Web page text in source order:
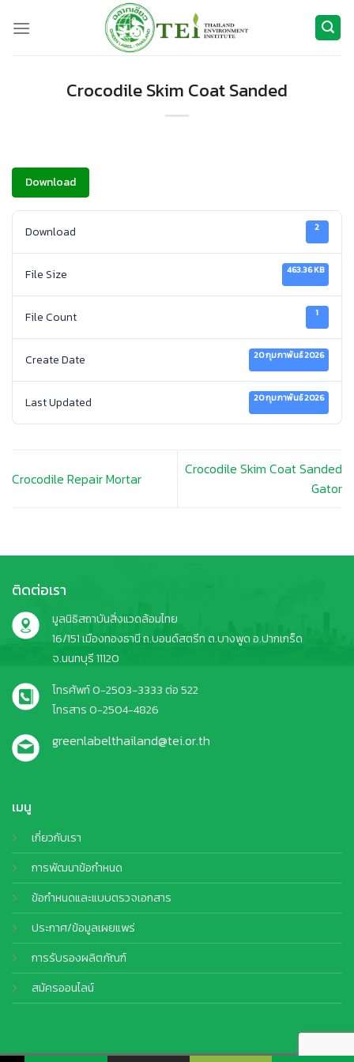
Crocodile Skim Coat Sanded
Download
Download 2
File Size 463.36 KB
File Count 1
Create Date 20 กุมภาพันธ์ 2026
Last Updated 20 กุมภาพันธ์ 2026
Crocodile Repair Mortar
Crocodile Skim Coat Sanded
Gator
เมนู
เกี่ยวกับเรา
การพัฒนาข้อกำหนด
ข้อกำหนดและแบบตรวจเอกสาร
ประกาศ/ข้อมูลเผยแพร่
การรับรองผลิตภัณฑ์
สมัครออนไลน์
ติดต่อเรา
มูลนิธิสถาบันสิ่งแวดล้อมไทย
16/151 เมืองทองธานี ถ.บอนด์สตรีท ต.บางพูด อ.ปากเกร็ด
จ.นนทบุรี 11120
โทรศัพท์ 0-2503-3333 ต่อ 522
โทรสาร 0-2504-4826
greenlabelthailand@tei.or.th